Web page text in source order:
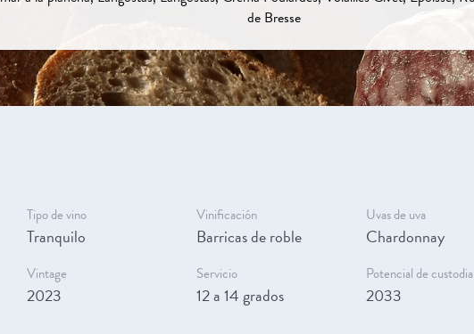
de Bresse
Tipo de vino
Tranquilo
Vinificación
Barricas de roble
Uvas de uva
Chardonnay
Vintage
2023
Servicio
12 a 14 grados
Potencial de custodia
2033